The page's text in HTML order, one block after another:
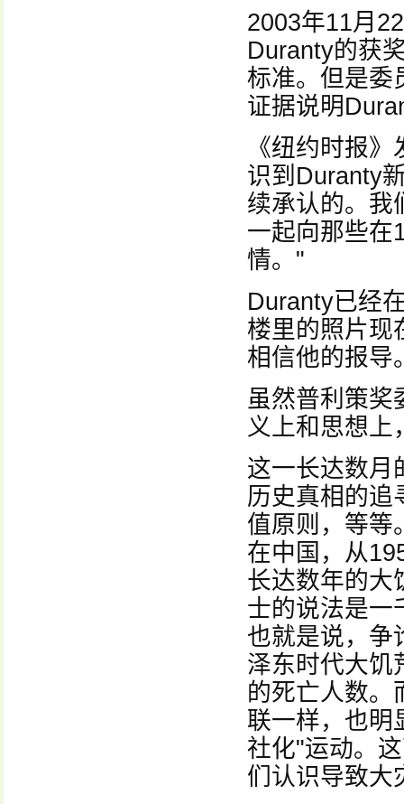
2003年11月
Duranty的获
标准。但是委
证据说明
《纽约时报
识到Duranty
续承认的。我
一起向那些在
情。"
Duranty已经
楼里的照片现
相信他的报导
虽然普利策奖
义上和思想上
这一长达数月
历史真相的追
值原则，等等
在中国，从
长达数年的大
士的说法是一
也就是说，争
泽东时代大饥
的死亡人数。
联一样，也明
社化"运动。
们认识导致大